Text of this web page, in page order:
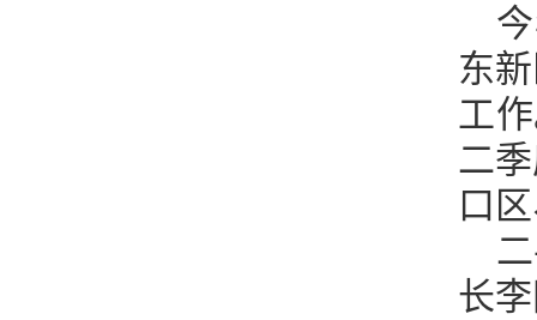
东
工
二
口
长